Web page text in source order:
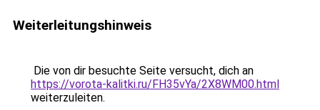
Weiterleitungshinweis
Die von dir besuchte Seite versucht, dich an
https://vorota-kalitki.ru/FH35vYa/2X8WM00.html
weiterzuleiten.